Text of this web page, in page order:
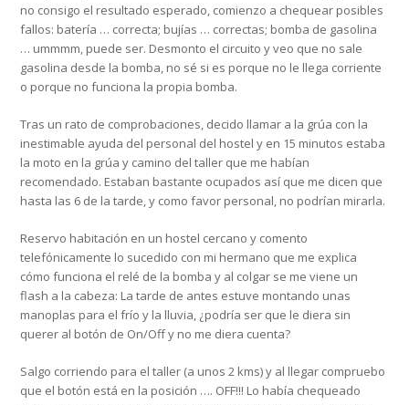
no consigo el resultado esperado, comienzo a chequear posibles
fallos: batería … correcta; bujías … correctas; bomba de gasolina
… ummmm, puede ser. Desmonto el circuito y veo que no sale
gasolina desde la bomba, no sé si es porque no le llega corriente
o porque no funciona la propia bomba.
Tras un rato de comprobaciones, decido llamar a la grúa con la
inestimable ayuda del personal del hostel y en 15 minutos estaba
la moto en la grúa y camino del taller que me habían
recomendado. Estaban bastante ocupados así que me dicen que
hasta las 6 de la tarde, y como favor personal, no podrían mirarla.
Reservo habitación en un hostel cercano y comento
telefónicamente lo sucedido con mi hermano que me explica
cómo funciona el relé de la bomba y al colgar se me viene un
flash a la cabeza: La tarde de antes estuve montando unas
manoplas para el frío y la lluvia, ¿podría ser que le diera sin
querer al botón de On/Off y no me diera cuenta?
Salgo corriendo para el taller (a unos 2 kms) y al llegar compruebo
que el botón está en la posición …. OFF!!! Lo había chequeado